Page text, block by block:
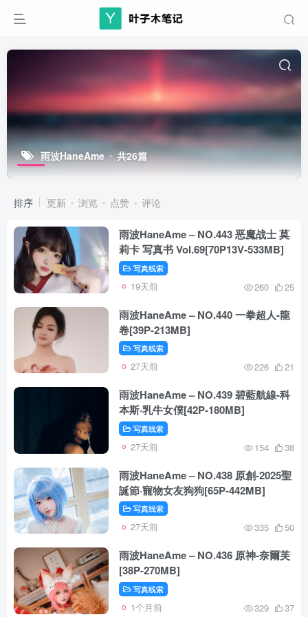
雨波HaneAme 共26篇
排序 更新 浏览 点赞 评论
雨波HaneAme – NO.443 恶魔战士 莫
莉卡 写真书 Vol.69[70P13V-533MB]
写真线索
19天前 260 25
雨波HaneAme – NO.440 一拳超人-龍
卷[39P-213MB]
写真线索
27天前 226 21
雨波HaneAme – NO.439 碧藍航線-科
本斯·乳牛女僕[42P-180MB]
写真线索
27天前 154 38
雨波HaneAme – NO.438 原創-2025聖
誕節·寵物女友狗狗[65P-442MB]
写真线索
27天前 335 50
雨波HaneAme – NO.436 原神-奈爾芙
[38P-270MB]
写真线索
1个月前 329 37